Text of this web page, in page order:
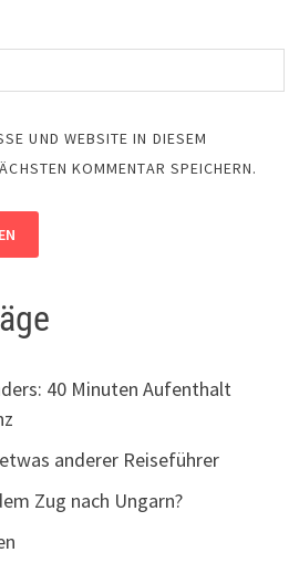
UND WEBSITE IN DIESEM
KOMMENTAR SPEICHERN.
40 Minuten Aufenthalt
anderer Reiseführer
Zug nach Ungarn?